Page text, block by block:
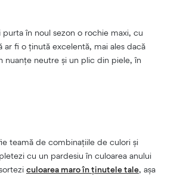
în noul sezon o rochie maxi, cu
fi o ținută excelentă, mai ales dacă
nuanțe neutre și un plic din piele, în
teamă de combinațiile de culori și
cu un pardesiu în culoarea anului
culoarea maro în ținutele tale, așa